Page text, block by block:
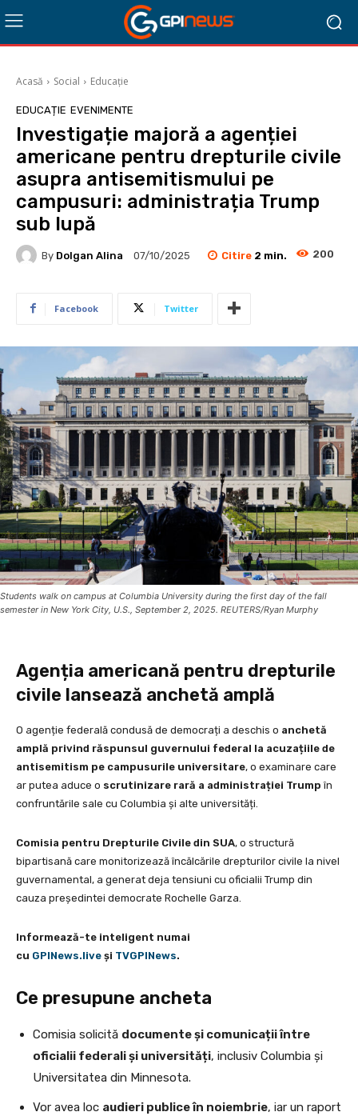
Acasă Social Educație
EDUCAȚIE EVENIMENTE
Investigație majoră a agenției
americane pentru drepturile civile
asupra antisemitismului pe
campusuri: administrația Trump
sub lupă
By Dolgan Alina 07/10/2025 Citire 2 min. 200
Facebook Twitter
Students walk on campus at Columbia University during the first day of the fall
semester in New York City, U.S., September 2, 2025. REUTERS/Ryan Murphy
Agenția americană pentru drepturile
civile lansează anchetă amplă
O agenție federală condusă de democrați a deschis o anchetă
amplă privind răspunsul guvernului federal la acuzațiile de
antisemitism pe campusurile universitare, o examinare care
ar putea aduce o scrutinizare rară a administrației Trump în
confruntările sale cu Columbia și alte universități.
Comisia pentru Drepturile Civile din SUA, o structură
bipartisană care monitorizează încălcările drepturilor civile la nivel
guvernamental, a generat deja tensiuni cu oficialii Trump din
cauza președintei democrate Rochelle Garza.
Informează-te inteligent numai
cu GPINews.live şi TVGPINews.
Ce presupune ancheta
Comisia solicită documente și comunicații între
oficialii federali și universități, inclusiv Columbia și
Universitatea din Minnesota.
Vor avea loc audieri publice în noiembrie, iar un raport